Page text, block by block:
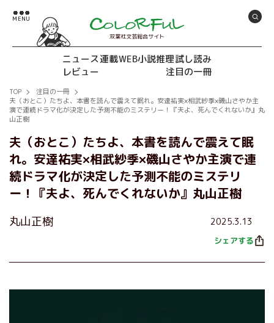
双葉社文芸総合サイト
ニュース連載WEB小説推理試し読み
レビュー
注目の一冊
TOP
注目の一冊
夫（おとこ）たちよ、本書を読んで震えて眠れ。安達祐実×相武紗季×磯山さやか主
演で連続ドラマ化が決定した予測不能のミステリー！『夫よ、死んでくれないか』丸
山正樹
夫（おとこ）たちよ、本書を読んで震えて眠
れ。安達祐実×相武紗季×磯山さやか主演で連
続ドラマ化が決定した予測不能のミステリ
ー！『夫よ、死んでくれないか』丸山正樹
丸山正樹 2025.3.13
シェアする